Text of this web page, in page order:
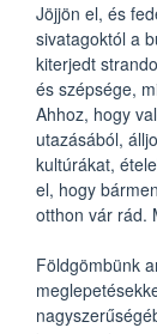
Jöjjön el, és
sivatagoktól a
kiterjedt
és szépsége,
Ahhoz, hogy
utazásából,
kultúrákat,
el, hogy
otthon vár rád.
Földgömbünk